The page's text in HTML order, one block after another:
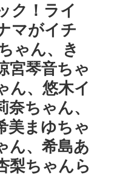
ク！ライ
マがイチ
ゃん、き
宮琴音ちゃ
ん、悠木イ
ちゃん、
美まゆちゃ
ん、希島あ
梨ちゃんら